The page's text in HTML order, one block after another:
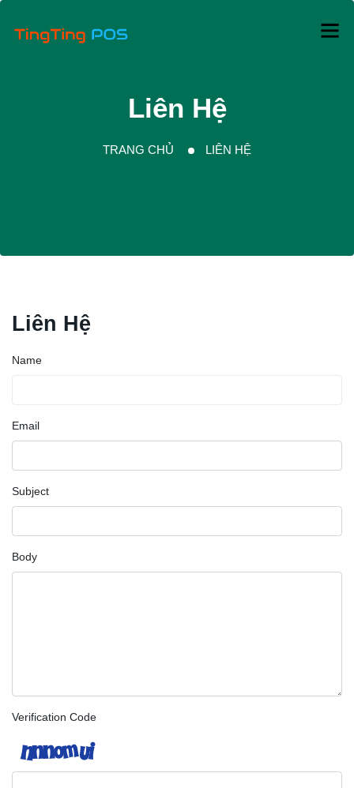
Liên Hệ
TRANG CHỦ LIÊN HỆ
Liên Hệ
Name
Email
Subject
Body
Verification Code